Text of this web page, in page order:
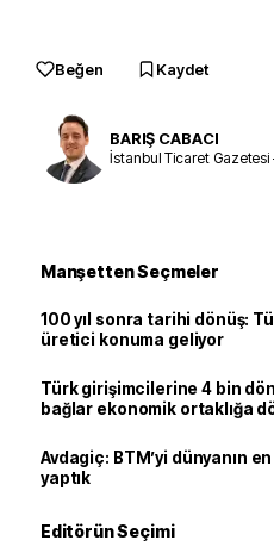
Beğen Kaydet
BARIŞ CABACI
İstanbul Ticaret Gazetesi
Manşetten Seçmeler
100 yıl sonra tarihi dönüş:
üretici konuma geliyor
Türk girişimcilerine 4 bin
bağlar ekonomik ortaklığa
Avdagiç: BTM’yi dünyanın
yaptık
Editörün Seçimi